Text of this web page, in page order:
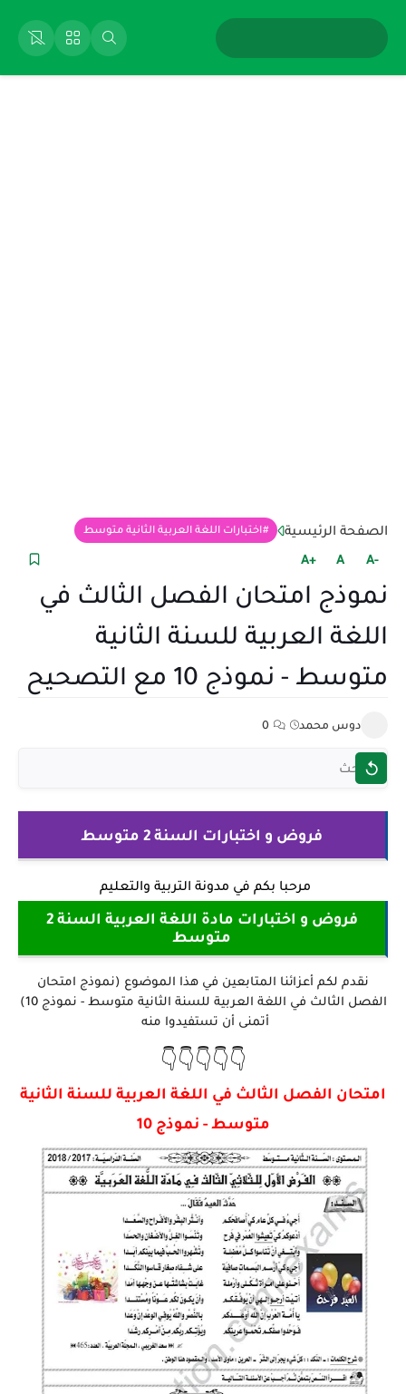
الصفحة الرئيسية اختبارات اللغة العربية الثانية متوسط
+A A -A
نموذج امتحان الفصل الثالث في
اللغة العربية للسنة الثانية
متوسط - نموذج 10 مع التصحيح
دوس محمد 0
فروض و اختبارات السنة 2 متوسط
مرحبا بكم في مدونة التربية والتعليم
فروض و اختبارات مادة اللغة العربية السنة 2
متوسط
نقدم لكم أعزائنا المتابعين في هذا الموضوع (نموذج امتحان
الفصل الثالث في اللغة العربية للسنة الثانية متوسط - نموذج 10)
أتمنى أن تستفيدوا منه
👇👇👇👇👇
امتحان الفصل الثالث في اللغة العربية للسنة الثانية
متوسط - نموذج 10